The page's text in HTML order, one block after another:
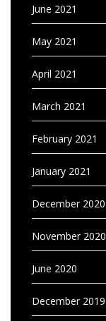
June 2021
May 2021
April 2021
March 2021
February 2021
January 2021
December 2020
November 2020
June 2020
December 2019